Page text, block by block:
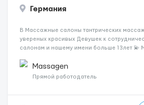
Германия
В Массажные салоны тантрических
увереных красивых Девушек к
салонам и нашему имени больше 13лет 💫
заработная плата 💚Мы гарантируем
incall / Out...
Massagen
Прямой работодатель